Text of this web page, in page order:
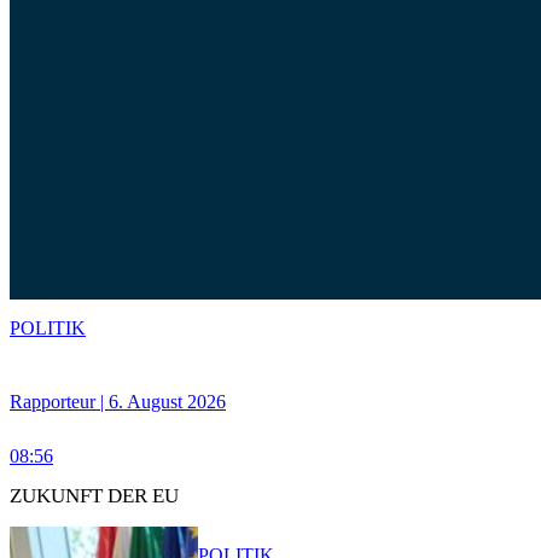
Rapporteur | 6. August 2026
08:56
POLITIK
ZUKUNFT DER EU